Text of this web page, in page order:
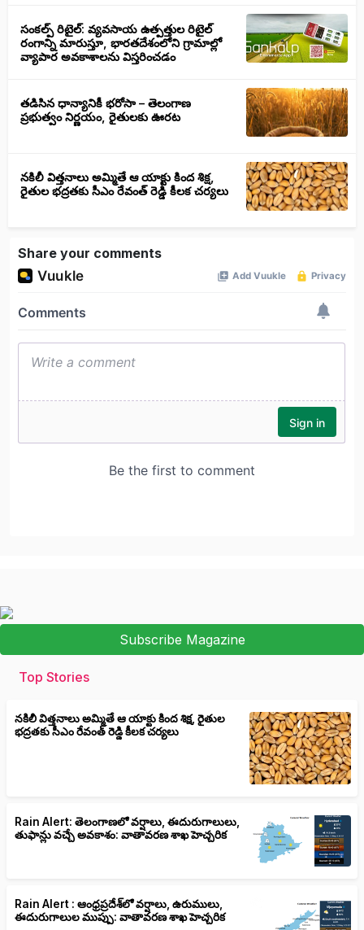
సంకల్ప్ రిటైల్: వ్యవసాయ ఉత్పత్తుల రిటైల్
రంగాన్ని మారుస్తూ, భారతదేశంలోని గ్రామాల్లో
వ్యాపార అవకాశాలను విస్తరించడం
తడిసిన ధాన్యానికీ భరోసా – తెలంగాణ
ప్రభుత్వం నిర్ణయం, రైతులకు ఊరట
నకిలీ విత్తనాలు అమ్మితే ఆ యాక్టు కింద శిక్ష,
రైతుల భద్రతకు సీఎం రేవంత్ రెడ్డి కీలక చర్యలు
Share your comments
Subscribe Magazine
Top Stories
నకిలీ విత్తనాలు అమ్మితే ఆ యాక్టు కింద శిక్ష, రైతుల
భద్రతకు సీఎం రేవంత్ రెడ్డి కీలక చర్యలు
Rain Alert: తెలంగాణలో వర్షాలు, ఈదురుగాలులు,
తుఫాన్లు వచ్చే అవకాశం: వాతావరణ శాఖ హెచ్చరిక
Rain Alert : ఆంధ్రప్రదేశ్‌లో వర్షాలు, ఉరుములు,
ఈదురుగాలుల ముప్పు: వాతావరణ శాఖ హెచ్చరిక